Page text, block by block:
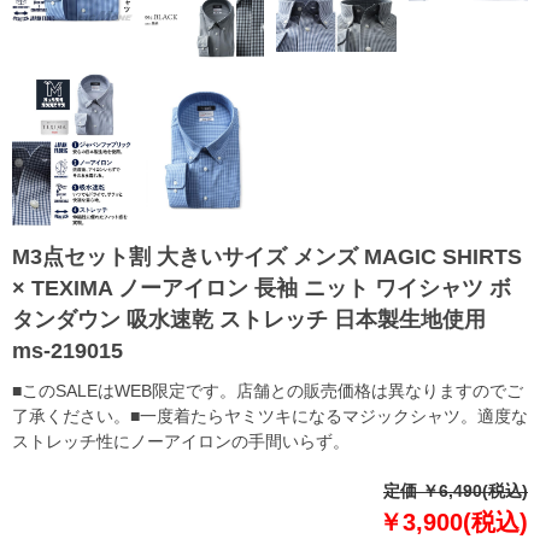
M3点セット割 大きいサイズ メンズ MAGIC SHIRTS
× TEXIMA ノーアイロン 長袖 ニット ワイシャツ ボ
タンダウン 吸水速乾 ストレッチ 日本製生地使用
ms-219015
■このSALEはWEB限定です。店舗との販売価格は異なりますのでご
了承ください。■一度着たらヤミツキになるマジックシャツ。適度な
ストレッチ性にノーアイロンの手間いらず。
定価 ￥6,490(税込)
￥3,900(税込)